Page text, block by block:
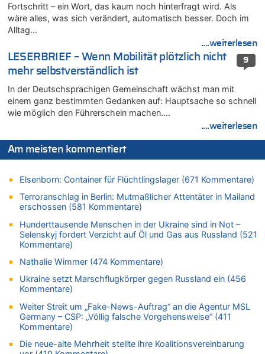
07.08.2026 - 10:23 von Opa zu
In Belgien missachten zwei von drei Autofahrern das
07.08.2026 - 10:05 von Ostbelgien Direkt zu
Soll Belgien Tempolimit auf Autobahnen erhöhen? – In
07.08.2026 - 10:05 von N. A. Klar zu
In Belgien missachten zwei von drei Autofahrern das
Tempolimit in 30er-Zonen – Untersuchung von Vias
Das 44. Tirolerfest in Eupen in Bildern [Fotogalerie]
07.08.2026 - 09:18 von Noppi zu
AS Eupen: „Keiner weiß, wohin die Reise geht…“
Zweite Hitzewelle in diesem Sommer ist jetzt amtlich
07.08.2026 - 01:12 von WK zu
Warum die Waldbrände in Frankreich und Spanien Rekorde
brechen [Fragen & Antworten]
07.08.2026 - 01:03 von Hugo Egon Bernhard von Sinnen zu
07.08.2026 - 00:50 von WK zu
07.08.2026 - 00:06 von 5/11 zu
Mehrere Menschen in Londons City niedergestochen
06.08.2026 - 23:53 von Foto Anneliese zu
Fortschritt – ein Wort, das kaum noch hinterfragt wird. Als
wäre alles, was sich verändert, automatisch besser. Doch im
Alltag…
....weiterlesen
9
LESERBRIEF – Wenn Mobilität plötzlich nicht
mehr selbstverständlich ist
In der Deutschsprachigen Gemeinschaft wächst man mit
einem ganz bestimmten Gedanken auf: Hauptsache so schnell
wie möglich den Führerschein machen….
....weiterlesen
Am meisten kommentiert
Elsenborn: Container für Flüchtlingslager (671 Kommentare)
Terroranschlag in Berlin: Mutmaßlicher Attentäter in Mailand
erschossen (581 Kommentare)
Hunderttausende Menschen in der Ukraine sind in Not –
Selenskyj fordert Verzicht auf Öl und Gas aus Russland (521
Kommentare)
Nathalie Wimmer (474 Kommentare)
Ukraine setzt Marschflugkörper gegen Russland ein (456
Kommentare)
Weiter Streit um „Fake-News-Auftrag“ an die Agentur MSL
Germany – CSP: „Völlig falsche Vorgehensweise“ (411
Kommentare)
Die neue-alte Mehrheit stellte ihre Koalitionsvereinbarung